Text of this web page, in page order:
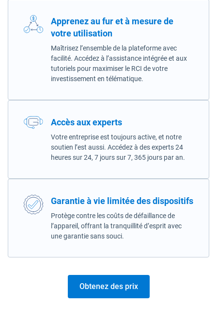
Apprenez au fur et à mesure de
votre utilisation
Maîtrisez l’ensemble de la plateforme avec
facilité. Accédez à l’assistance intégrée et aux
tutoriels pour maximiser le RCI de votre
investissement en télématique.
Accès aux experts
Votre entreprise est toujours active, et notre
soutien l’est aussi. Accédez à des experts 24
heures sur 24, 7 jours sur 7, 365 jours par an.
Garantie à vie limitée des dispositifs
Protège contre les coûts de défaillance de
l’appareil, offrant la tranquillité d’esprit avec
une garantie sans souci.
Obtenez des prix